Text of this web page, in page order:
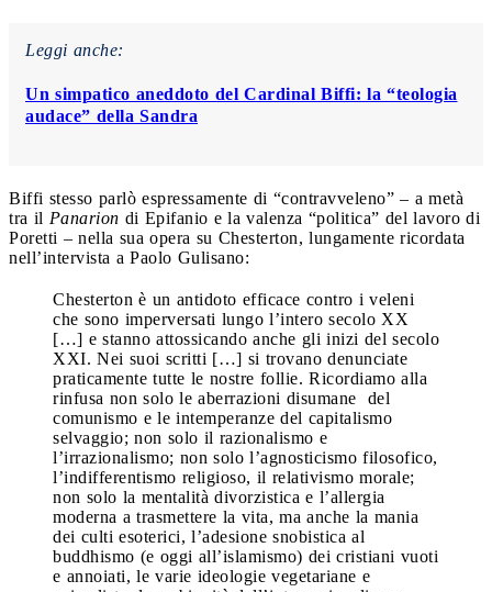
Leggi anche:
Un simpatico aneddoto del Cardinal Biffi: la “teologia
audace” della Sandra
Biffi stesso parlò espressamente di “contravveleno” – a metà
tra il Panarion di Epifanio e la valenza “politica” del lavoro di
Poretti – nella sua opera su Chesterton, lungamente ricordata
nell’intervista a Paolo Gulisano:
Chesterton è un antidoto efficace contro i veleni
che sono imperversati lungo l’intero secolo XX
[…] e stanno attossicando anche gli inizi del secolo
XXI. Nei suoi scritti […] si trovano denunciate
praticamente tutte le nostre follie. Ricordiamo alla
rinfusa non solo le aberrazioni disumane
del
comunismo e le intemperanze del capitalismo
selvaggio; non solo il razionalismo e
l’irrazionalismo; non solo l’agnosticismo filosofico,
l’indifferentismo religioso, il relativismo morale;
non solo la mentalità divorzistica e l’allergia
moderna a trasmettere la vita, ma anche la mania
dei culti esoterici, l’adesione snobistica al
buddhismo (e oggi all’islamismo) dei cristiani vuoti
e annoiati, le varie ideologie vegetariane e